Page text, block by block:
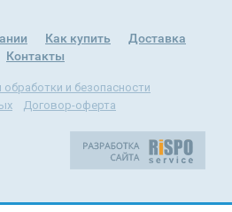
Как купить
Доставка
Контакты
и безопасности
Договор-оферта